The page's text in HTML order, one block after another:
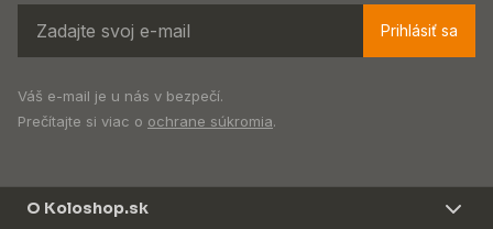
Prihlásiť sa
Váš e-mail je u nás v bezpečí.
Prečítajte si viac o ochrane súkromia.
O Koloshop.sk